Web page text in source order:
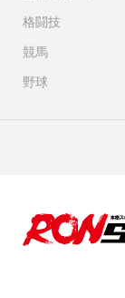
格闘技
競馬
野球